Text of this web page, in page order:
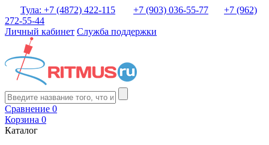
Тула: +7 (4872) 422-115 +7 (903) 036-55-77
+7 (962)
272-55-44
Личный кабинет Служба поддержки
Сравнение 0
Корзина 0
Каталог